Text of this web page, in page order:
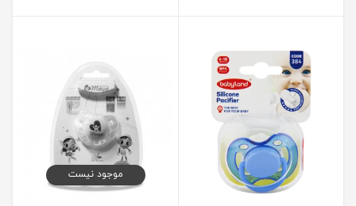
موجود نیست